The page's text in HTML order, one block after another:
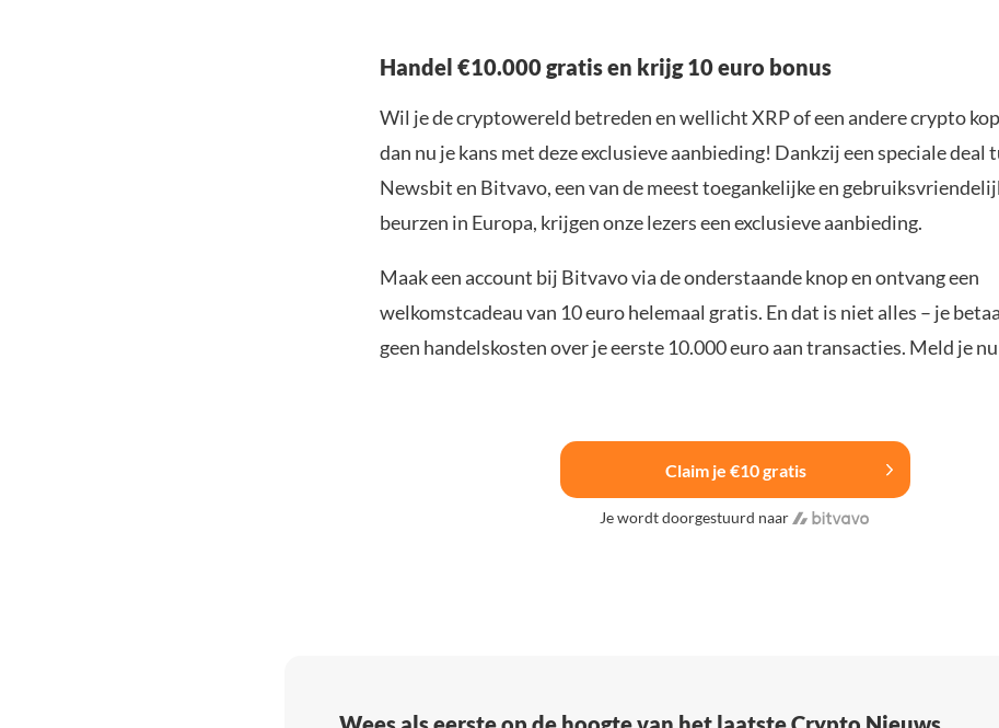
Handel €10.000 gratis en krijg 10 euro bonus
Wil je de cryptowereld betreden en wellicht XRP of een andere crypto
dan nu je kans met deze exclusieve aanbieding! Dankzij een speciale deal
Newsbit en Bitvavo, een van de meest toegankelijke en
beurzen in Europa, krijgen onze lezers een exclusieve aanbieding.
Maak een account bij Bitvavo via de onderstaande knop en ontvang een
welkomstcadeau van 10 euro helemaal gratis. En dat is niet alles – je
geen handelskosten over je eerste 10.000 euro aan transacties. Meld je
Claim je €10 gratis
Je wordt doorgestuurd naar